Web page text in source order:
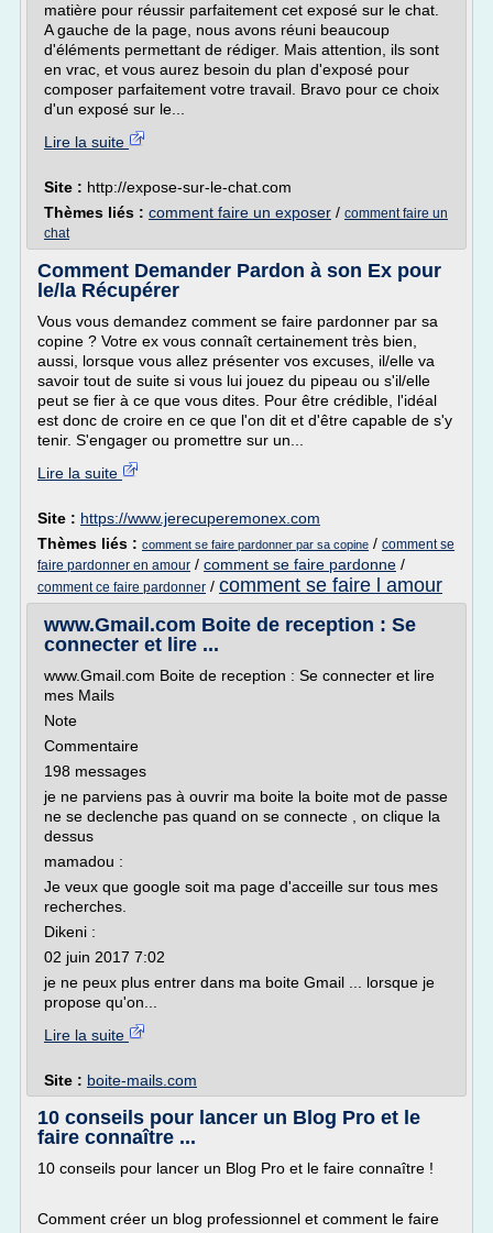
matière pour réussir parfaitement cet exposé sur le chat.
A gauche de la page, nous avons réuni beaucoup
d'éléments permettant de rédiger. Mais attention, ils sont
en vrac, et vous aurez besoin du plan d'exposé pour
composer parfaitement votre travail. Bravo pour ce choix
d'un exposé sur le...
Lire la suite
Site : http://expose-sur-le-chat.com
Thèmes liés : comment faire un exposer / comment faire un
chat
Comment Demander Pardon à son Ex pour
le/la Récupérer
Vous vous demandez comment se faire pardonner par sa
copine ? Votre ex vous connaît certainement très bien,
aussi, lorsque vous allez présenter vos excuses, il/elle va
savoir tout de suite si vous lui jouez du pipeau ou s'il/elle
peut se fier à ce que vous dites. Pour être crédible, l'idéal
est donc de croire en ce que l'on dit et d'être capable de s'y
tenir. S'engager ou promettre sur un...
Lire la suite
Site : https://www.jerecuperemonex.com
Thèmes liés : comment se faire pardonner par sa copine / comment se
faire pardonner en amour / comment se faire pardonne /
comment ce faire pardonner / comment se faire l amour
www.Gmail.com Boite de reception : Se
connecter et lire ...
www.Gmail.com Boite de reception : Se connecter et lire
mes Mails
Note
Commentaire
198 messages
je ne parviens pas à ouvrir ma boite la boite mot de passe
ne se declenche pas quand on se connecte , on clique la
dessus
mamadou :
Je veux que google soit ma page d'acceille sur tous mes
recherches.
Dikeni :
02 juin 2017 7:02
je ne peux plus entrer dans ma boite Gmail ... lorsque je
propose qu'on...
Lire la suite
Site : boite-mails.com
10 conseils pour lancer un Blog Pro et le
faire connaître ...
10 conseils pour lancer un Blog Pro et le faire connaître !
Comment créer un blog professionnel et comment le faire